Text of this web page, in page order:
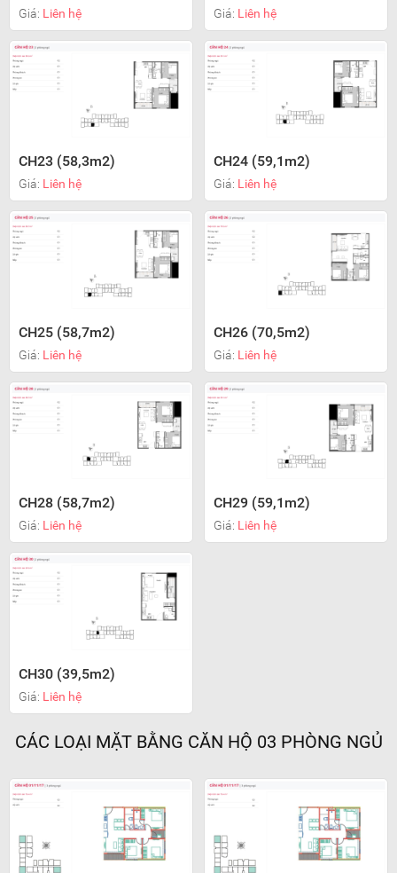
Giá: Liên hệ Giá: Liên hệ
CH23 (58,3m2)
Giá: Liên hệ
CH24 (59,1m2)
Giá: Liên hệ
CH25 (58,7m2)
Giá: Liên hệ
CH26 (70,5m2)
Giá: Liên hệ
CH28 (58,7m2)
Giá: Liên hệ
CH29 (59,1m2)
Giá: Liên hệ
CH30 (39,5m2)
Giá: Liên hệ
CÁC LOẠI MẶT BẰNG CĂN HỘ 03 PHÒNG NGỦ